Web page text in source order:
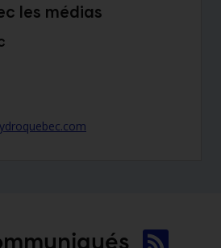
les médias